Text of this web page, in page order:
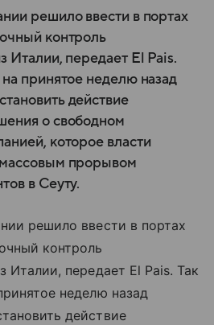
решило ввести в портах
контроль
Италии, передает El Pais.
принятое неделю назад
действие
о свободном
которое власти
прорывом
в Сеуту.
решило ввести в портах
контроль
Италии, передает El Pais. Так
неделю назад
действие